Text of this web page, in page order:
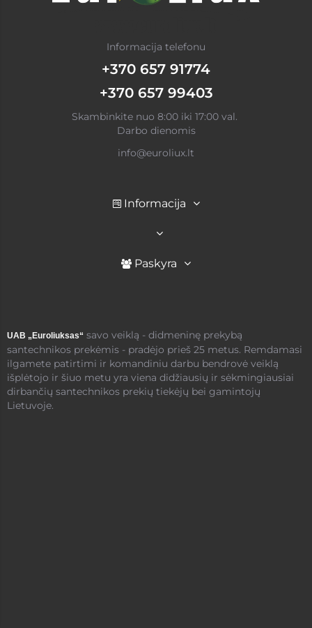
Informacija telefonu
+370 657 91774
+370 657 99403
Skambinkite nuo 8:00 iki 17:00 val.
Darbo dienomis
info@euroliux.lt
Informacija
Paskyra
UAB „Euroliuksas“ savo veiklą - didmeninę prekybą
santechnikos prekėmis - pradėjo prieš 25 metus. Remdamasi
ilgamete patirtimi ir komandiniu darbu bendrovė veiklą
išplėtojo ir šiuo metu yra viena didžiausių ir sėkmingiausiai
dirbančių santechnikos prekių tiekėjų bei gamintojų
Lietuvoje.